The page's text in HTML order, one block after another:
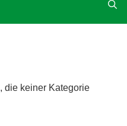
die keiner Kategorie